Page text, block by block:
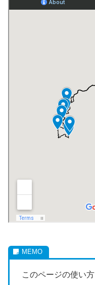
このページの使い方